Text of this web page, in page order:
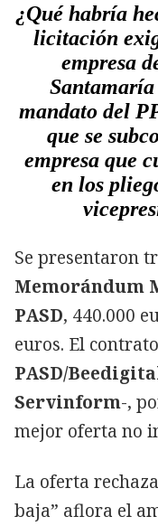
¿Qué habría
licitación
empresa
mandato del
que se
empresa que
en los
Se presentaron
Memorándum
PASD, 440.000
euros. El
PASD/
Servinform-,
mejor oferta no
La oferta
baja” aflora el